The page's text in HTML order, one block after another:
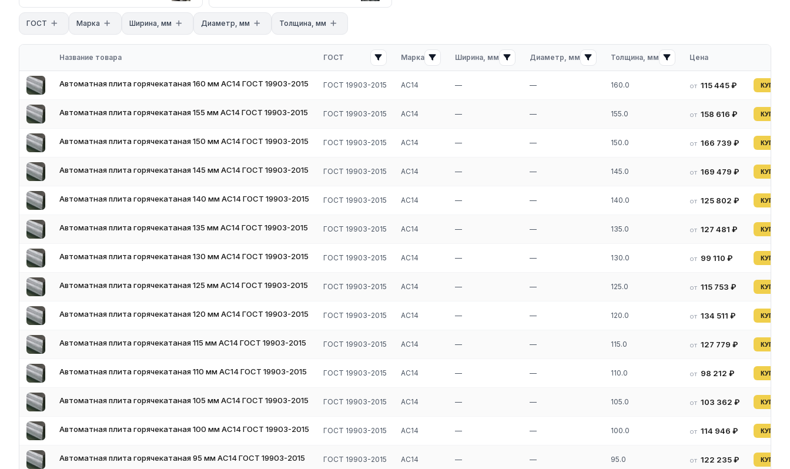
Для получения актуальных цен и наличия на складе свяжитесь с нашими менеджерами. Мы предложим оптимальные условия
поставки и доставки.
ГОСТ Марка Ширина, мм Диаметр, мм Толщина, мм
Название товара ГОСТ Марка Ширина, мм Диаметр, мм Толщина, мм Цена
Автоматная плита горячекатаная 160 мм АС14 ГОСТ 19903-2015 ГОСТ 19903-2015 АС14 — — 160.0 от 115 445 ₽ КУПИТЬ
Автоматная плита горячекатаная 155 мм АС14 ГОСТ 19903-2015 ГОСТ 19903-2015 АС14 — — 155.0 от 158 616 ₽ КУПИТЬ
Автоматная плита горячекатаная 150 мм АС14 ГОСТ 19903-2015 ГОСТ 19903-2015 АС14 — — 150.0 от 166 739 ₽ КУПИТЬ
Автоматная плита горячекатаная 145 мм АС14 ГОСТ 19903-2015 ГОСТ 19903-2015 АС14 — — 145.0 от 169 479 ₽ КУПИТЬ
Автоматная плита горячекатаная 140 мм АС14 ГОСТ 19903-2015 ГОСТ 19903-2015 АС14 — — 140.0 от 125 802 ₽ КУПИТЬ
Автоматная плита горячекатаная 135 мм АС14 ГОСТ 19903-2015 ГОСТ 19903-2015 АС14 — — 135.0 от 127 481 ₽ КУПИТЬ
Автоматная плита горячекатаная 130 мм АС14 ГОСТ 19903-2015 ГОСТ 19903-2015 АС14 — — 130.0 от 99 110 ₽ КУПИТЬ
Автоматная плита горячекатаная 125 мм АС14 ГОСТ 19903-2015 ГОСТ 19903-2015 АС14 — — 125.0 от 115 753 ₽ КУПИТЬ
Автоматная плита горячекатаная 120 мм АС14 ГОСТ 19903-2015 ГОСТ 19903-2015 АС14 — — 120.0 от 134 511 ₽ КУПИТЬ
Автоматная плита горячекатаная 115 мм АС14 ГОСТ 19903-2015 ГОСТ 19903-2015 АС14 — — 115.0 от 127 779 ₽ КУПИТЬ
Автоматная плита горячекатаная 110 мм АС14 ГОСТ 19903-2015 ГОСТ 19903-2015 АС14 — — 110.0 от 98 212 ₽ КУПИТЬ
Автоматная плита горячекатаная 105 мм АС14 ГОСТ 19903-2015 ГОСТ 19903-2015 АС14 — — 105.0 от 103 362 ₽ КУПИТЬ
Автоматная плита горячекатаная 100 мм АС14 ГОСТ 19903-2015 ГОСТ 19903-2015 АС14 — — 100.0 от 114 946 ₽ КУПИТЬ
Автоматная плита горячекатаная 95 мм АС14 ГОСТ 19903-2015 ГОСТ 19903-2015 АС14 — — 95.0 от 122 235 ₽ КУПИТЬ